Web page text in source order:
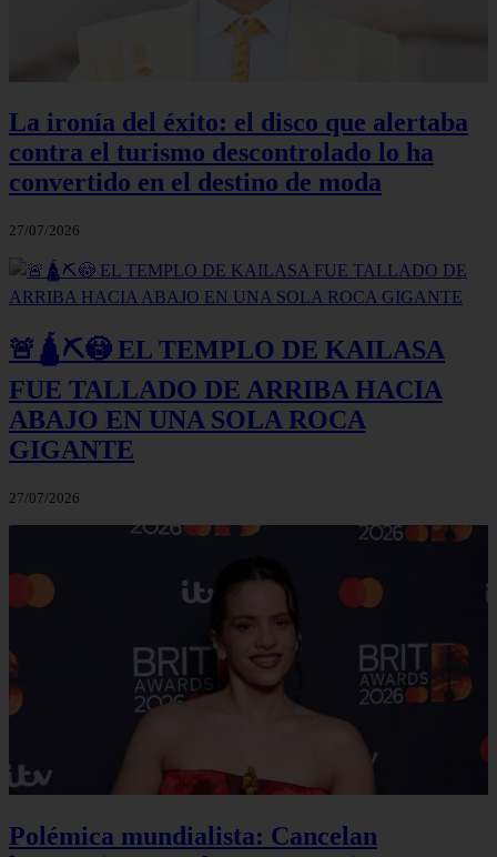
La ironía del éxito: el disco que alertaba
contra el turismo descontrolado lo ha
convertido en el destino de moda
27/07/2026
🚨🛕⛏️😳 EL TEMPLO DE KAILASA
FUE TALLADO DE ARRIBA HACIA
ABAJO EN UNA SOLA ROCA
GIGANTE
27/07/2026
Polémica mundialista: Cancelan